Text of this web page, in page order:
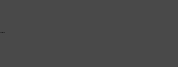
Joëlle DE MONTGOLFIER